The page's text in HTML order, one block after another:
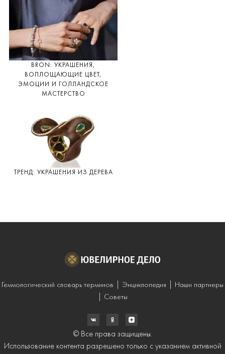
BRON: УКРАШЕНИЯ,
ВОПЛОЩАЮЩИЕ ЦВЕТ,
ЭМОЦИИ И ГОЛЛАНДСКОЕ
МАСТЕРСТВО
ТРЕНД: УКРАШЕНИЯ ИЗ ДЕРЕВА
Геммологический словарь терминов Энциклопедия
Наши партнеры
Советы
© Все права защищены.
Использование контента разрешено только с указанием активной